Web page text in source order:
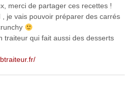
merci de partager ces recettes !
, je vais pouvoir préparer des carrés
traiteur qui fait aussi des desserts